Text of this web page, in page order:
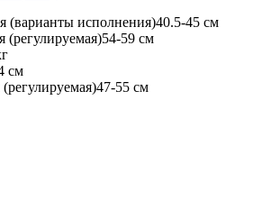
(варианты исполнения)40.5-45 см
(регулируемая)54-59 см
см
55 см